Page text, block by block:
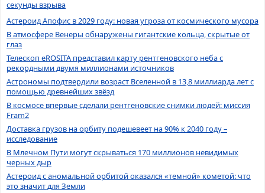
секунды взрыва
Астероид Апофис в 2029 году: новая угроза от космического мусора
В атмосфере Венеры обнаружены гигантские кольца, скрытые от
глаз
Телескоп eROSITA представил карту рентгеновского неба с
рекордными двумя миллионами источников
Астрономы подтвердили возраст Вселенной в 13,8 миллиарда лет с
помощью древнейших звёзд
В космосе впервые сделали рентгеновские снимки людей: миссия
Fram2
Доставка грузов на орбиту подешевеет на 90% к 2040 году –
исследование
В Млечном Пути могут скрываться 170 миллионов невидимых
черных дыр
Астероид с аномальной орбитой оказался «темной» кометой: что
это значит для Земли